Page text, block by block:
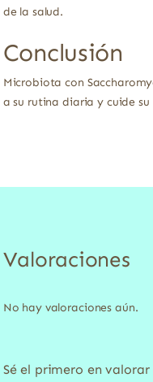
de la salud.
Conclusión
Microbiota con
a su rutina diaria y cuide
Valoraciones
No hay valoraciones aún.
Sé el primero en valorar